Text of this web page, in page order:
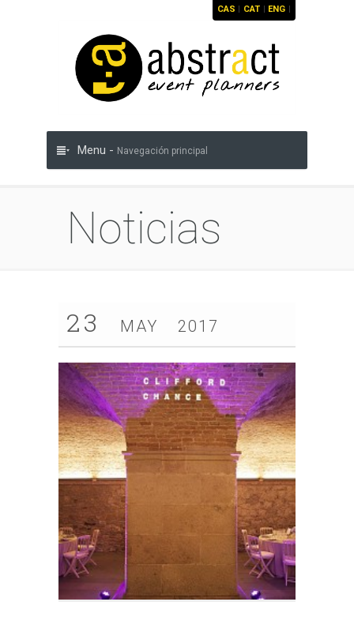
CAS | CAT | ENG |
Menu - Navegación principal
Noticias
23 MAY 2017